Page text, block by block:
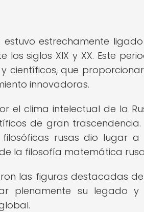
estrechamente
siglos XIX y XX. Este
científicos, que
innovadoras.
el clima intelectual de la
de gran trascendencia.
rusas dio lugar a
la filosofía matemática
las figuras destacadas
plenamente su legado y